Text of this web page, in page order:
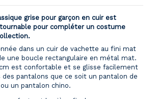
grise pour garçon en cuir est
pour compléter un costume
dans un cuir de vachette au fini mat
une boucle rectangulaire en métal mat.
est confortable et se glisse facilement
des pantalons que ce soit un pantalon de
un pantalon chino.